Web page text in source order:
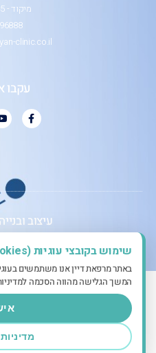
מיקוד - 6954835
clinic.co.il
עקבו
עיצוב
שימוש בקובצי עוגיות (Cookies)
באתר מרפאת דיין אנו משתמשים
המשך הגלישה מהווה הסכמה